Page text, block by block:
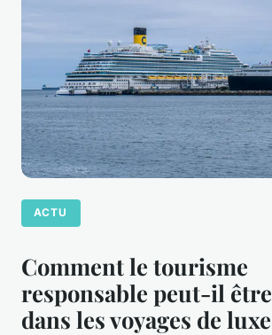
ACTU
Comment le tourisme
responsable peut-il
dans les voyages de